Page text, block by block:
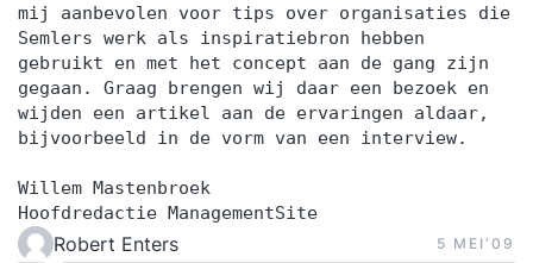
mij aanbevolen voor tips over organisaties die
Semlers werk als inspiratiebron hebben
gebruikt en met het concept aan de gang zijn
gegaan. Graag brengen wij daar een bezoek en
wijden een artikel aan de ervaringen aldaar,
bijvoorbeeld in de vorm van een interview.
Willem Mastenbroek
Hoofdredactie ManagementSite
Robert Enters 5 MEI‘09